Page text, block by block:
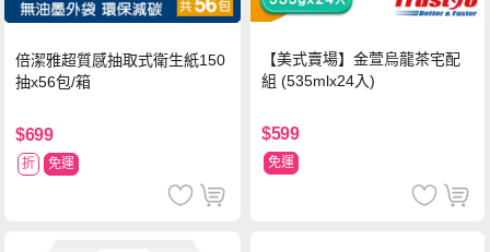
倍潔雅超質感抽取式衛生紙150
抽x56包/箱
$699
折 免運
【美式賣場】金萱烏龍茶宅配
組 (535mlx24入)
$599
免運